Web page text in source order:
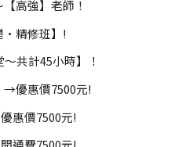
高強】老師！
·精修班】!
共計45小時】！
優惠價7500元!
惠價7500元!